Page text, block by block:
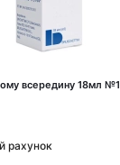
всередину 18мл №1
рахунок